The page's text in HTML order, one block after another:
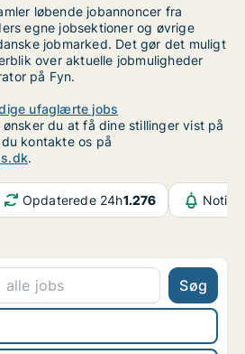
løbende jobannoncer fra
egne jobsektioner og øvrige
jobmarked. Det gør det muligt
over aktuelle jobmuligheder
på Fyn.
ufaglærte jobs
du at få dine stillinger vist på
kontakte os på
.
Opdaterede 24h1.276
Søg